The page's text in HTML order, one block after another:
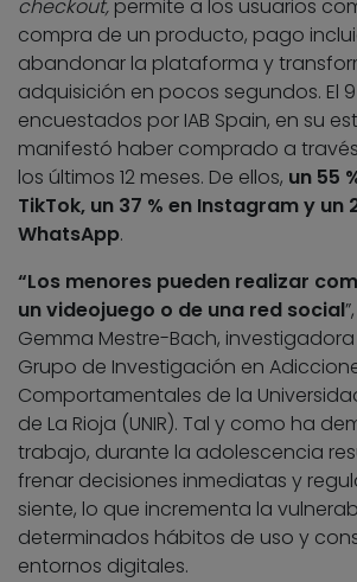
checkout, permite a los usuarios
compra de un producto, pago
abandonar la plataforma y
adquisición en pocos segundos. El 9
encuestados por IAB Spain, en su
manifestó haber comprado a
los últimos 12 meses. De ellos, un 55
TikTok, un 37 % en Instagram y un
WhatsApp.
“Los menores pueden realizar
un videojuego o de una red social
Gemma Mestre-Bach,
Grupo de Investigación en
Comportamentales de la
de La Rioja (UNIR). Tal y como ha
trabajo, durante la adolescencia
frenar decisiones inmediatas y
siente, lo que incrementa la
determinados hábitos de uso y
entornos digitales.